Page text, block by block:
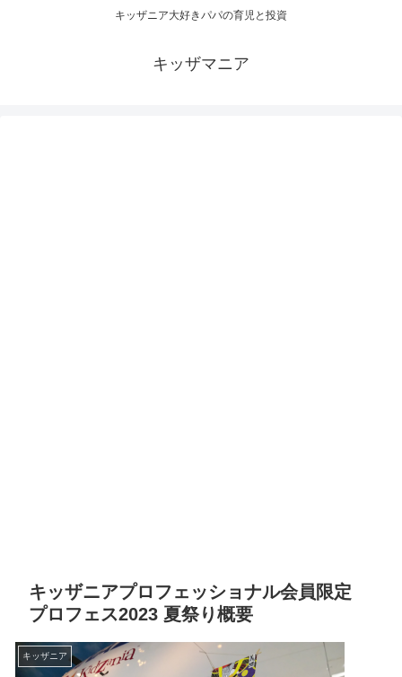
キッザニア大好きパパの育児と投資
キッザマニア
キッザニアプロフェッショナル会員限定
プロフェス2023 夏祭り概要
キッザニア